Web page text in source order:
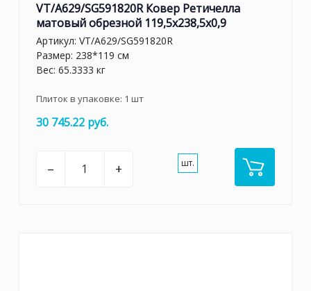
VT/A629/SG591820R Ковер Ретичелла
матовый обрезной 119,5x238,5x0,9
Артикул: VT/A629/SG591820R
Размер: 238*119 см
Вес: 65.3333 кг
Плиток в упаковке: 1 шт
30 745.22 руб.
– + шт.